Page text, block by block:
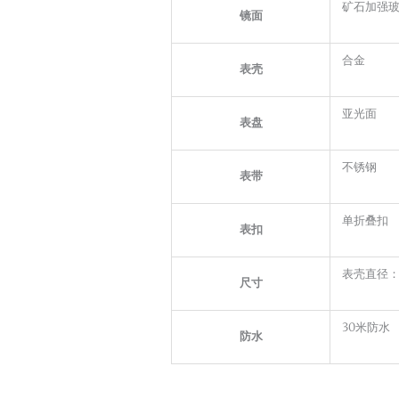
镜面
矿石加强
表壳
合金
表盘
亚光面
表带
不锈钢
表扣
单折叠扣
尺寸
表壳直径
防水
30米防水